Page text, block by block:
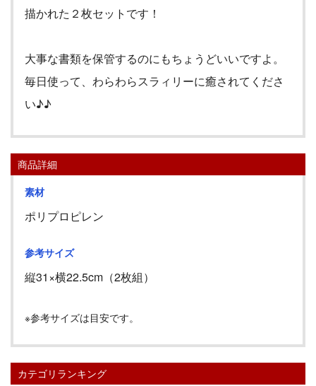
描かれた２枚セットです！
大事な書類を保管するのにもちょうどいいですよ。
毎日使って、わらわらスラィリーに癒されてくださ
い♪♪
商品詳細
素材
ポリプロピレン
参考サイズ
縦31 ×横22.5cm （2枚組）
※参考サイズは目安です。
カテゴリランキング